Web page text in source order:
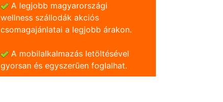
A legjobb magyarországi
wellness szállodák akciós
csomagajánlatai a legjobb árakon.
A mobilalkalmazás letöltésével
gyorsan és egyszerũen foglalhat.